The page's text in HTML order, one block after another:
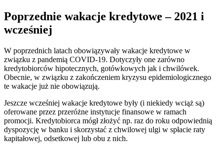
Poprzednie wakacje kredytowe – 2021 i
wcześniej
W poprzednich latach obowiązywały wakacje kredytowe w
związku z pandemią COVID-19. Dotyczyły one zarówno
kredytobiorców hipotecznych, gotówkowych jak i chwilówek.
Obecnie, w związku z zakończeniem kryzysu epidemiologicznego
te wakacje już nie obowiązują.
Jeszcze wcześniej wakacje kredytowe były (i niekiedy wciąż są)
oferowane przez przeróżne instytucje finansowe w ramach
promocji. Kredytobiorca mógł złożyć np. raz do roku odpowiednią
dyspozycję w banku i skorzystać z chwilowej ulgi w spłacie raty
kapitałowej, odsetkowej lub obu z nich.